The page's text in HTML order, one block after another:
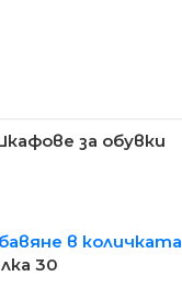
за обувки
в количката
30